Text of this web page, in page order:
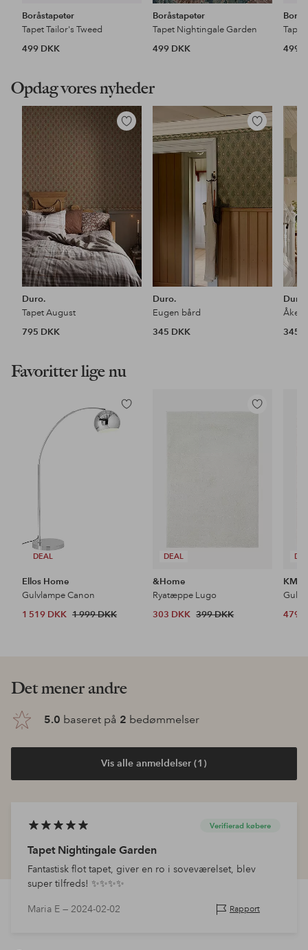
Boråstapeter
Tapet Tailor's Tweed
499 DKK
Boråstapeter
Tapet Nightingale Garden
499 DKK
499
Opdag vores nyheder
Tilføj
til
favoritter
Duro.
Tapet August
795 DKK
Tilføj
til
favoritter
Duro.
Eugen bård
345 DKK
Duro.
345
Favoritter lige nu
DEAL
Tilføj
til
Ellos Home
Gulvlampe Canon
1 519 DKK 1 999 DKK
DEAL
Tilføj
&Home
Ryatæppe Lugo
303 DKK 399 DKK
KM
479
Det mener andre
5.0 baseret på 2 bedømmelser
Vis alle anmeldelser (1)
Verifierad købere
Tapet Nightingale Garden
Fantastisk flot tapet, giver en ro i soveværelset, blev
super tilfreds! ✨️✨️✨️✨️
Maria E — 2024-02-02 Rapport